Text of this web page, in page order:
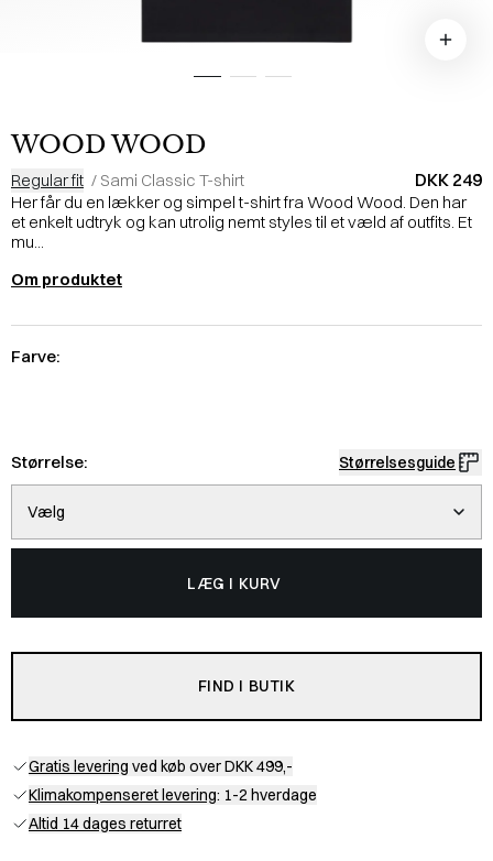
WOOD WOOD
Regular fit / Sami Classic T-shirt DKK 249
Her får du en lækker og simpel t-shirt fra Wood Wood. Den har
et enkelt udtryk og kan utrolig nemt styles til et væld af outfits. Et
mu...
Om produktet
Farve:
Størrelse: Størrelsesguide
Vælg
LÆG I KURV
FIND I BUTIK
Gratis levering ved køb over DKK 499,-
Klimakompenseret levering: 1-2 hverdage
Altid 14 dages returret